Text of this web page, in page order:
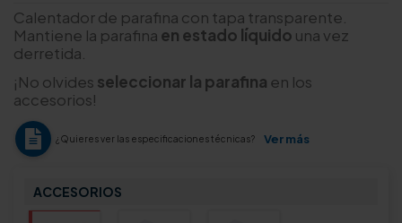
Calentador de parafina con tapa transparente.
Mantiene la parafina en estado líquido una vez
derretida.
¡No olvides seleccionar la parafina en los
accesorios!
¿Quieres ver las especificaciones técnicas? Ver más
ACCESORIOS